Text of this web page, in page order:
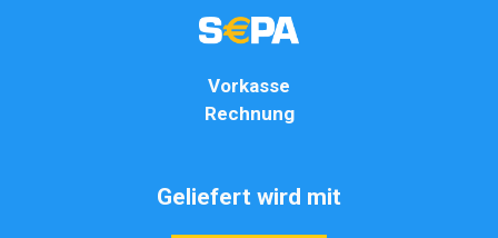
Vorkasse
Rechnung
Geliefert wird mit